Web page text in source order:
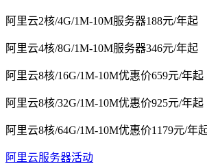
阿里云2核/4G/1M-10M服务器188元/年起
阿里云4核/8G/1M-10M服务器346元/年起
阿里云8核/16G/1M-10M优惠价659元/年起
阿里云8核/32G/1M-10M优惠价925元/年起
阿里云8核/64G/1M-10M优惠价1179元/年
阿里云服务器活动